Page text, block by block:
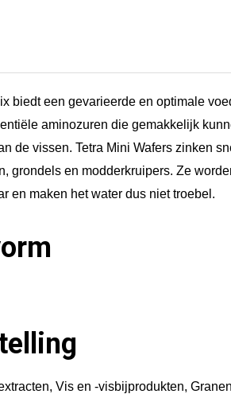
biedt een gevarieerde en optimale
aminozuren die gemakkelijk
de vissen. Tetra Mini Wafers zinken
grondels en modderkruipers. Ze
en maken het water dus niet troebel.
Vis en -visbijprodukten,